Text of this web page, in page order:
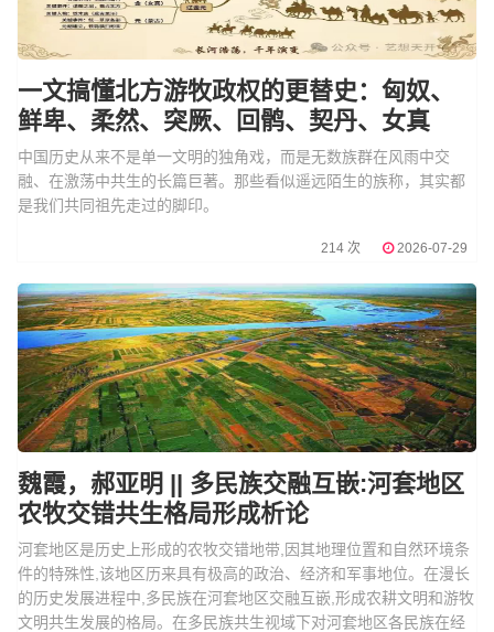
一文搞懂北方游牧政权的更替史：匈奴、
鲜卑、柔然、突厥、回鹘、契丹、女真
中国历史从来不是单一文明的独角戏，而是无数族群在风雨中交
融、在激荡中共生的长篇巨著。那些看似遥远陌生的族称，其实都
是我们共同祖先走过的脚印。
214 次 2026-07-29
魏霞，郝亚明 || 多民族交融互嵌:河套地区
农牧交错共生格局形成析论
河套地区是历史上形成的农牧交错地带,因其地理位置和自然环境条
件的特殊性,该地区历来具有极高的政治、经济和军事地位。在漫长
的历史发展进程中,多民族在河套地区交融互嵌,形成农耕文明和游牧
文明共生发展的格局。在多民族共生视域下对河套地区各民族在经